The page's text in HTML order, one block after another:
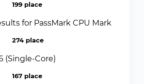
199 place
for PassMark CPU Mark
274 place
(Single-Core)
167 place